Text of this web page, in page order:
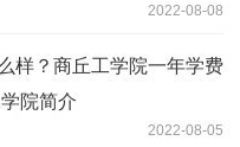
2022-08-08
样？商丘工学院一年学费
院简介
2022-08-05